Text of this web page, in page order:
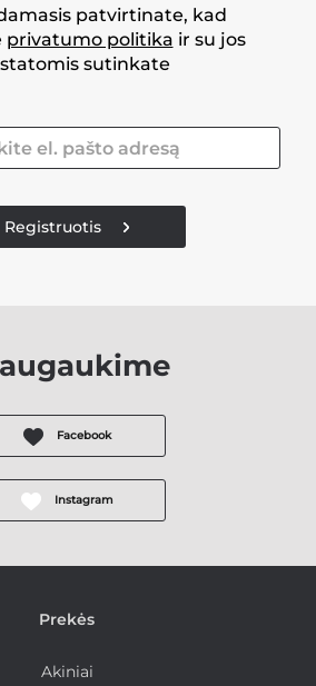
patvirtinate, kad
privatumo politika ir su jos
sutinkate
Registruotis
Facebook
Instagram
Prekės
Akiniai